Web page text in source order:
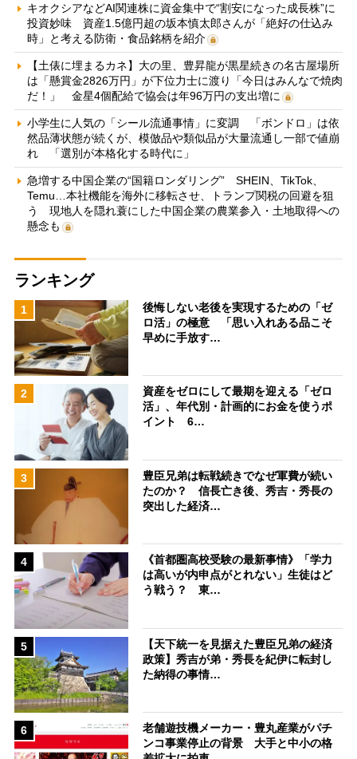
キオクシアなどAI関連株に資金集中で“割安になった成長株”に
投資妙味 資産1.5億円超の坂本慎太郎さんが「絶好の仕込み
時」と考える防衛・食品銘柄を紹介
【土俵に埋まるカネ】大の里、豊昇龍が黒星続きの名古屋場所
は「懸賞金2826万円」が下位力士に渡り「今日はみんなで焼肉
だ！」 金星4個配給で協会は年96万円の支出増に
小学生に人気の「シール流通事情」に変調 「ボンドロ」は依
然品薄状態が続くが、模倣品や類似品が大量流通し一部で値崩
れ 「選別が本格化する時代に」
急増する中国企業の“国籍ロンダリング” SHEIN、TikTok、
Temu…本社機能を海外に移転させ、トランプ関税の回避を狙
う 現地人を隠れ蓑にした中国企業の農業参入・土地取得への
懸念も
ランキング
1
後悔しない老後を実現するための「ゼ
ロ活」の極意 「思い入れある品こそ
早めに手放す…
2
資産をゼロにして最期を迎える「ゼロ
活」、年代別・計画的にお金を使うポ
イント 6…
3
豊臣兄弟は転戦続きでなぜ軍費が続い
たのか？ 信長亡き後、秀吉・秀長の
突出した経済…
4
《首都圏高校受験の最新事情》「学力
は高いが内申点がとれない」生徒はど
う戦う？ 東…
5
【天下統一を見据えた豊臣兄弟の経済
政策】秀吉が弟・秀長を紀伊に転封し
た納得の事情…
6
老舗遊技機メーカー・豊丸産業がパチ
ンコ事業停止の背景 大手と中小の格